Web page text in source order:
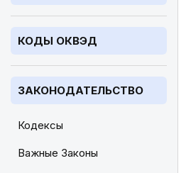
КОДЫ ОКВЭД
ЗАКОНОДАТЕЛЬСТВО
Кодексы
Важные Законы